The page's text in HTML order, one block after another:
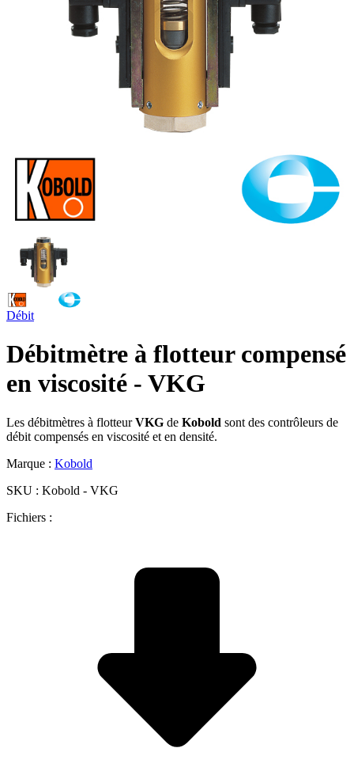
Débit
Débitmètre à flotteur compensé
en viscosité - VKG
Les débitmètres à flotteurVKG de Kobold sont des contrôleurs de
débit compensés en viscosité et en densité.
Marque : Kobold
SKU : Kobold - VKG
Fichiers :